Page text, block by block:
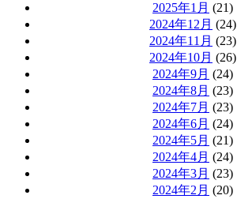
2025年1月 (21)
2024年12月 (24)
2024年11月 (23)
2024年10月 (26)
2024年9月 (24)
2024年8月 (23)
2024年7月 (23)
2024年6月 (24)
2024年5月 (21)
2024年4月 (24)
2024年3月 (23)
2024年2月 (20)